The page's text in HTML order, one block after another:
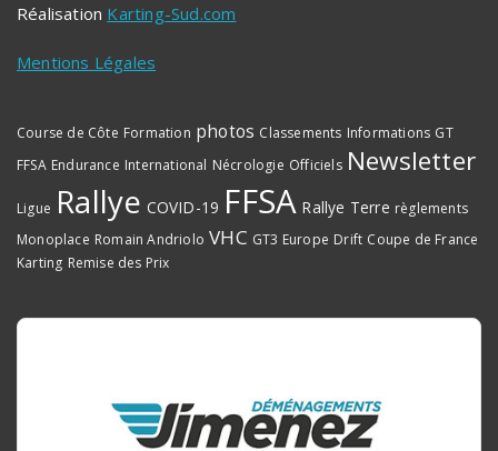
Réalisation Karting-Sud.com
Mentions Légales
Course de Côte Formation photos Classements Informations GT
FFSA Endurance International Nécrologie Officiels Newsletter
Ligue Rallye COVID-19 FFSA Rallye Terre règlements
Monoplace Romain Andriolo VHC GT3 Europe Drift Coupe de France
Karting Remise des Prix